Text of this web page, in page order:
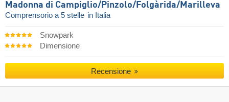
Madonna di Campiglio/​Pinzolo/​Folgàrida/​Marilleva
Comprensorio a 5 stelle in Italia
Snowpark
Dimensione
Recensione